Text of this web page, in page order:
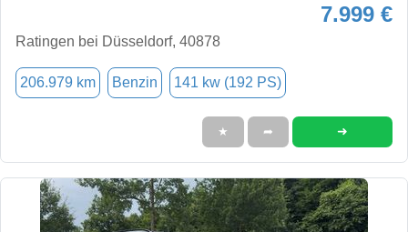
7.999 €
Ratingen bei Düsseldorf, 40878
206.979 km Benzin 141 kw (192 PS)
★ ➦ ➜